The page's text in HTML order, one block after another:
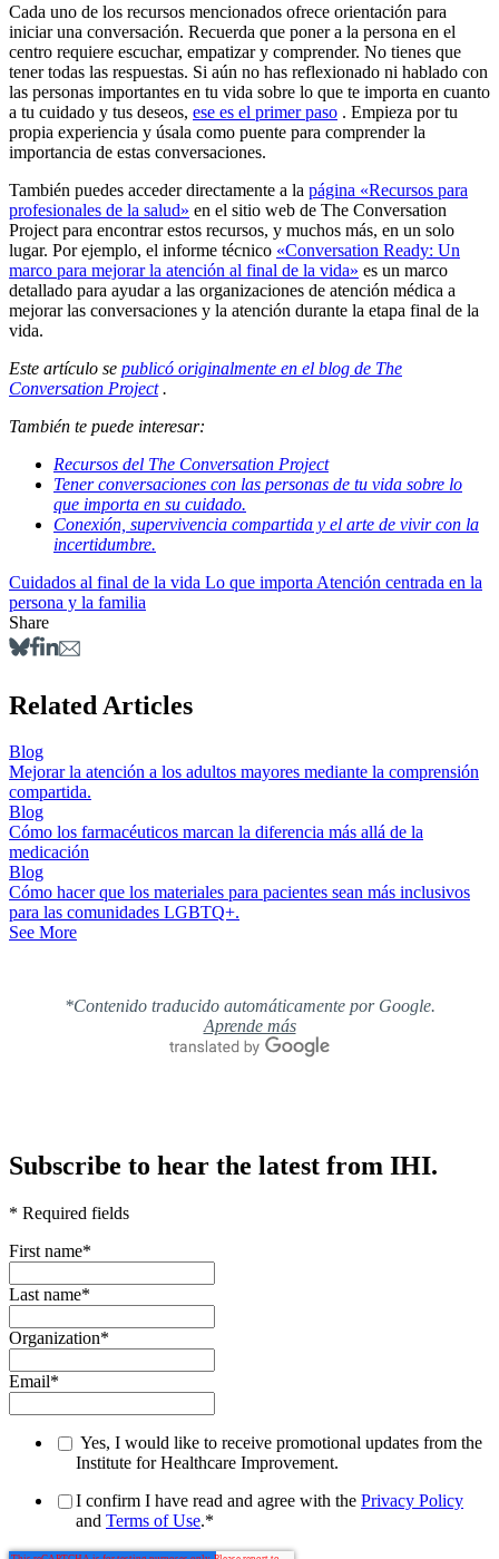
Cada uno de los recursos mencionados ofrece orientación para
iniciar una conversación. Recuerda que poner a la persona en el
centro requiere escuchar, empatizar y comprender. No tienes que
tener todas las respuestas. Si aún no has reflexionado ni hablado con
las personas importantes en tu vida sobre lo que te importa en cuanto
a tu cuidado y tus deseos, ese es el primer paso . Empieza por tu
propia experiencia y úsala como puente para comprender la
importancia de estas conversaciones.
También puedes acceder directamente a la página «Recursos para
profesionales de la salud» en el sitio web de The Conversation
Project para encontrar estos recursos, y muchos más, en un solo
lugar. Por ejemplo, el informe técnico «Conversation Ready: Un
marco para mejorar la atención al final de la vida» es un marco
detallado para ayudar a las organizaciones de atención médica a
mejorar las conversaciones y la atención durante la etapa final de la
vida.
Este artículo se publicó originalmente en el blog de The
Conversation Project .
También te puede interesar:
Recursos del The Conversation Project
Tener conversaciones con las personas de tu vida sobre lo
que importa en su cuidado.
Conexión, supervivencia compartida y el arte de vivir con la
incertidumbre.
Cuidados al final de la vida Lo que importa Atención centrada en la
persona y la familia
Share
Related Articles
Blog
Mejorar la atención a los adultos mayores mediante la comprensión
compartida.
Blog
Cómo los farmacéuticos marcan la diferencia más allá de la
medicación
Blog
Cómo hacer que los materiales para pacientes sean más inclusivos
para las comunidades LGBTQ+.
See More
*Contenido traducido automáticamente por Google.
Aprende más
Subscribe to hear the latest from IHI.
* Required fields
First name*
Last name*
Organization*
Email*
Yes, I would like to receive promotional updates from the
Institute for Healthcare Improvement.
I confirm I have read and agree with the Privacy Policy
and Terms of Use.*